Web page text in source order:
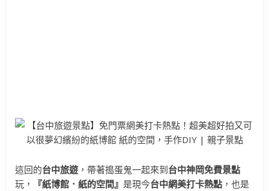
這回的台中旅遊 ，帶著搗蛋鬼一起來到台中神岡免費景點
玩，
『紙博館．紙的空間』 是現今台中網美打卡熱點 ，也是